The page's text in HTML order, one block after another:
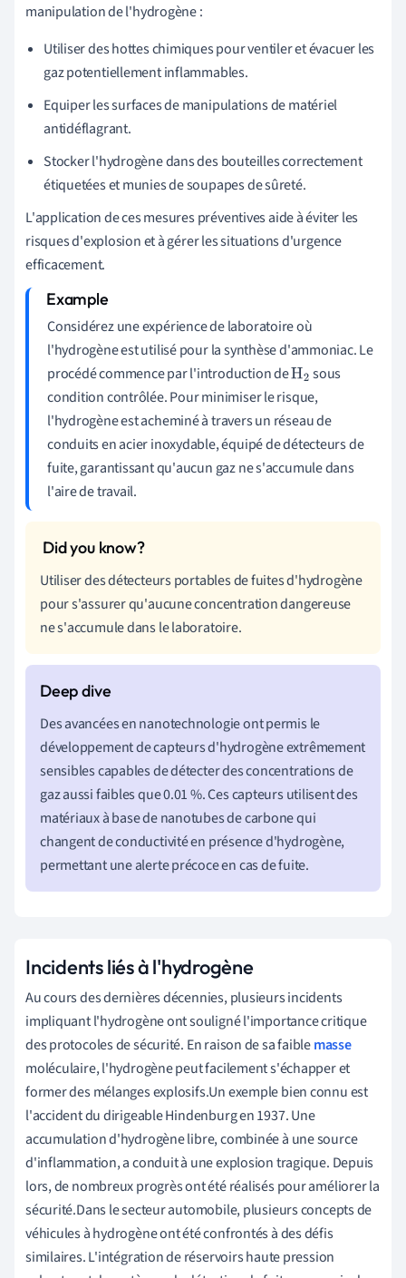
manipulation de l'hydrogène :
Utiliser des hottes chimiques pour ventiler et évacuer les
gaz potentiellement inflammables.
Equiper les surfaces de manipulations de matériel
antidéflagrant.
Stocker l'hydrogène dans des bouteilles correctement
étiquetées et munies de soupapes de sûreté.
L'application de ces mesures préventives aide à éviter les
risques d'explosion et à gérer les situations d'urgence
efficacement.
Considérez une expérience de laboratoire où
l'hydrogène est utilisé pour la synthèse d'ammoniac. Le
procédé commence par l'introduction deH2 sous
condition contrôlée. Pour minimiser le risque,
l'hydrogène est acheminé à travers un réseau de
conduits en acier inoxydable, équipé de détecteurs de
fuite, garantissant qu'aucun gaz ne s'accumule dans
l'aire de travail.
Utiliser des détecteurs portables de fuites d'hydrogène
pour s'assurer qu'aucune concentration dangereuse
ne s'accumule dans le laboratoire.
Des avancées en nanotechnologie ont permis le
développement de capteurs d'hydrogène extrêmement
sensibles capables de détecter des concentrations de
gaz aussi faibles que 0.01 %. Ces capteurs utilisent des
matériaux à base de nanotubes de carbone qui
changent de conductivité en présence d'hydrogène,
permettant une alerte précoce en cas de fuite.
Incidents liés à l'hydrogène
Au cours des dernières décennies, plusieurs incidents
impliquant l'hydrogène ont souligné l'importance critique
des protocoles de sécurité. En raison de sa faiblemasse
moléculaire, l'hydrogène peut facilement s'échapper et
former des mélanges explosifs.Un exemple bien connu est
l'accident du dirigeable Hindenburg en 1937. Une
accumulation d'hydrogène libre, combinée à une source
d'inflammation, a conduit à une explosion tragique. Depuis
lors, de nombreux progrès ont été réalisés pour améliorer la
sécurité.Dans le secteur automobile, plusieurs concepts de
véhicules à hydrogène ont été confrontés à des défis
similaires. L'intégration de réservoirs haute pression